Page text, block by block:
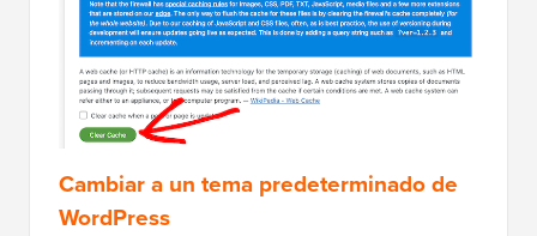
Cambiar a un tema predeterminado de
WordPress